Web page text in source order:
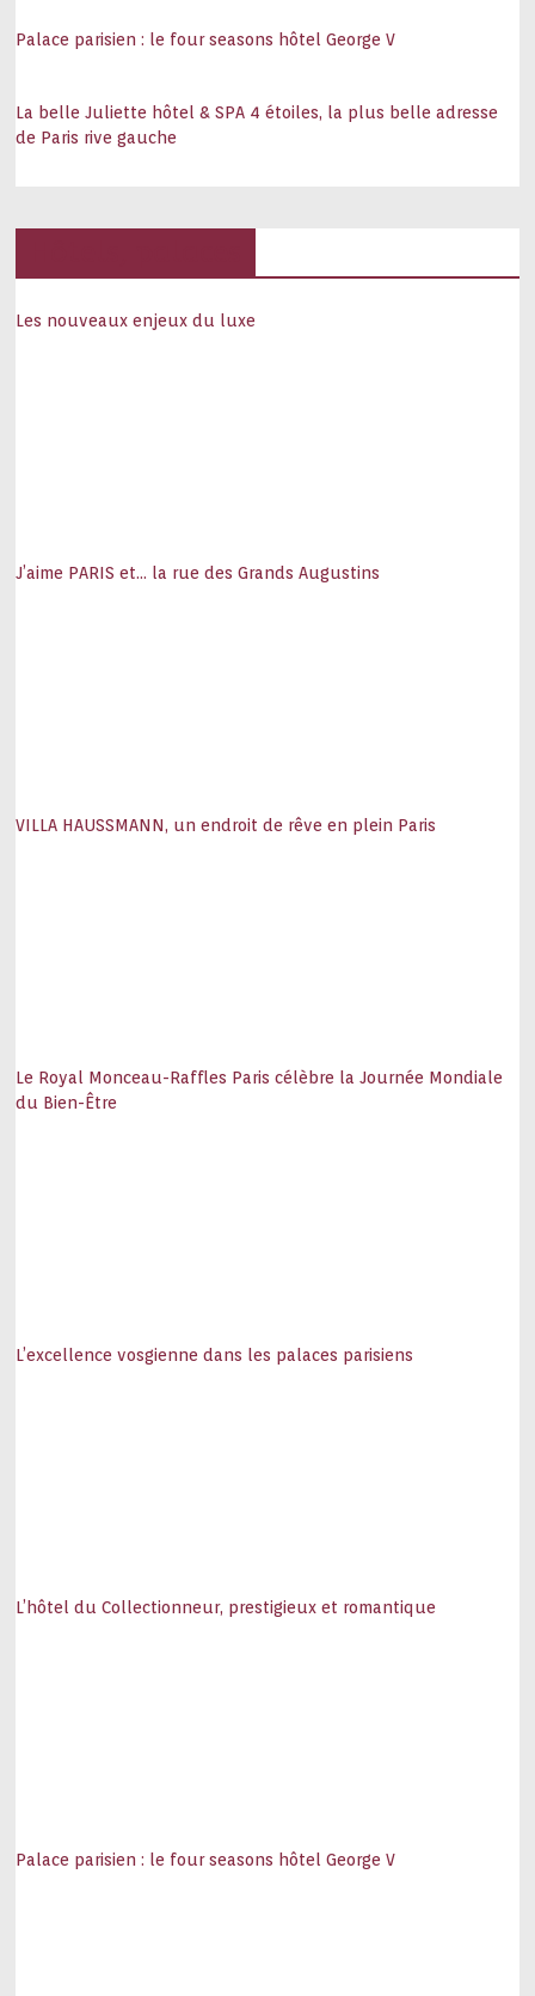
Palace parisien : le four seasons hôtel George V
La belle Juliette hôtel & SPA 4 étoiles, la plus belle adresse
de Paris rive gauche
Les nouveaux enjeux du luxe
J’aime PARIS et… la rue des Grands Augustins
VILLA HAUSSMANN, un endroit de rêve en plein Paris
Le Royal Monceau-Raffles Paris célèbre la Journée Mondiale
du Bien-Être
L’excellence vosgienne dans les palaces parisiens
L’hôtel du Collectionneur, prestigieux et romantique
Palace parisien : le four seasons hôtel George V